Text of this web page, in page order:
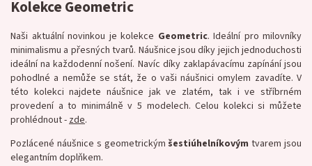
Kolekce Geometric
Naši aktuální novinkou je kolekce Geometric. Ideální pro milovníky
minimalismu a přesných tvarů. Náušnice jsou díky jejich jednoduchosti
ideální na každodenní nošení. Navíc díky zaklapávacímu zapínání jsou
pohodlné a nemůže se stát, že o vaši náušnici omylem zavadíte. V
této kolekci najdete náušnice jak ve zlatém, tak i ve stříbrném
provedení a to minimálně v 5 modelech. Celou kolekci si můžete
prohlédnout -zde.
Pozlácené náušnice s geometrickým šestiúhelníkovým tvarem jsou
elegantním doplňkem.